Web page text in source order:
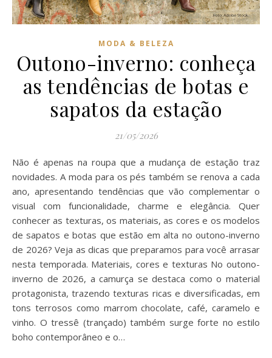
MODA & BELEZA
Outono-inverno: conheça
as tendências de botas e
sapatos da estação
21/05/2026
Não é apenas na roupa que a mudança de estação traz
novidades. A moda para os pés também se renova a cada
ano, apresentando tendências que vão complementar o
visual com funcionalidade, charme e elegância. Quer
conhecer as texturas, os materiais, as cores e os modelos
de sapatos e botas que estão em alta no outono-inverno
de 2026? Veja as dicas que preparamos para você arrasar
nesta temporada. Materiais, cores e texturas No outono-
inverno de 2026, a camurça se destaca como o material
protagonista, trazendo texturas ricas e diversificadas, em
tons terrosos como marrom chocolate, café, caramelo e
vinho. O tressê (trançado) também surge forte no estilo
boho contemporâneo e o…